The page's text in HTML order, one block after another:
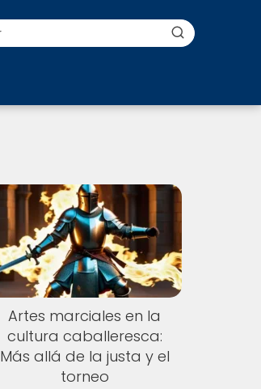
Artes marciales en la
cultura caballeresca:
Más allá de la justa y el
torneo